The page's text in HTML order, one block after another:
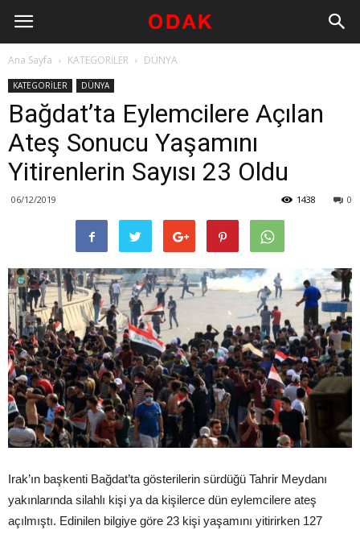
Ana Sayfa KATEGORİLER DÜNYA
KATEGORİLER DÜNYA
Bağdat’ta Eylemcilere Açılan
Ateş Sonucu Yaşamını
Yitirenlerin Sayısı 23 Oldu
06/12/2019 0
1438
Irak’ın başkenti Bağdat’ta gösterilerin sürdüğü Tahrir Meydanı
yakınlarında silahlı kişi ya da kişilerce dün eylemcilere ateş
açılmıştı. Edinilen bilgiye göre 23 kişi yaşamını yitirirken 127